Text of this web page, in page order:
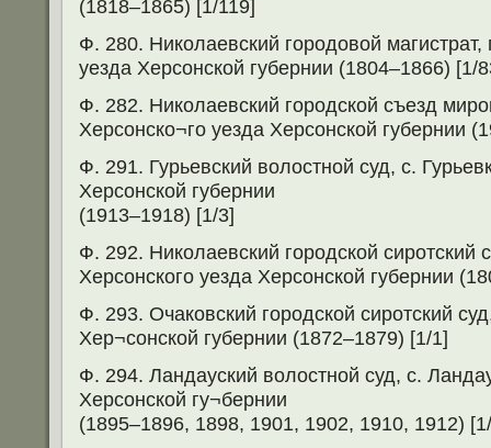
(1818–1865) [1/119]
Ф. 280. Николаевский городовой магистрат,
уезда Херсонской губернии (1804–1866) [1/
Ф. 282. Николаевский городской съезд
Херсонско¬го уезда Херсонской губернии
Ф. 291. Гурьевский волостной суд, с.
Херсонской губернии
(1913–1918) [1/3]
Ф. 292. Николаевский городской сиротский
Херсонского уезда Херсонской губернии
Ф. 293. Очаковский городской сиротский
Хер¬сонской губернии (1872–1879) [1/1]
Ф. 294. Ландауский волостной суд, с.
Херсонской гу¬бернии
(1895–1896, 1898, 1901, 1902, 1910, 1912)